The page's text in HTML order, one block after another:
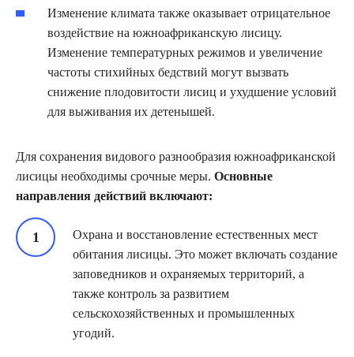
Изменение климата также оказывает отрицательное
воздействие на южноафриканскую лисицу.
Изменение температурных режимов и увеличение
частоты стихийных бедствий могут вызвать
снижение плодовитости лисиц и ухудшение условий
для выживания их детенышей.
Для сохранения видового разнообразия южноафриканской
лисицы необходимы срочные меры. Основные
направления действий включают:
Охрана и восстановление естественных мест
обитания лисицы. Это может включать создание
заповедников и охраняемых территорий, а
также контроль за развитием
сельскохозяйственных и промышленных
угодий.